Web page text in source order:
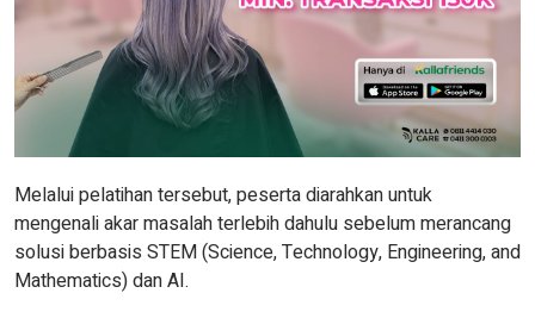
Melalui pelatihan tersebut, peserta diarahkan untuk
mengenali akar masalah terlebih dahulu sebelum merancang
solusi berbasis STEM (Science, Technology, Engineering, and
Mathematics) dan AI.